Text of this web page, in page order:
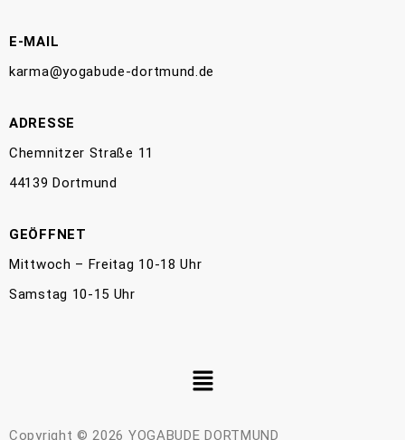
E-MAIL
karma@yogabude-dortmund.de
ADRESSE
Chemnitzer Straße 11
44139 Dortmund
GEÖFFNET
Mittwoch – Freitag 10-18 Uhr
Samstag 10-15 Uhr
Copyright © 2026 YOGABUDE DORTMUND